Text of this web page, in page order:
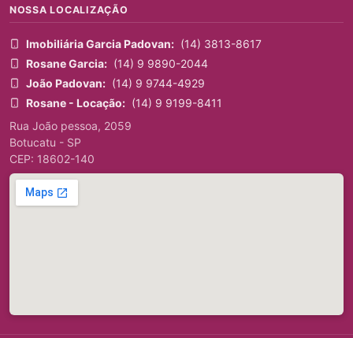
NOSSA LOCALIZAÇÃO
Imobiliária Garcia Padovan: (14) 3813-8617
Rosane Garcia: (14) 9 9890-2044
João Padovan: (14) 9 9744-4929
Rosane - Locação: (14) 9 9199-8411
Rua João pessoa, 2059
Botucatu - SP
CEP: 18602-140